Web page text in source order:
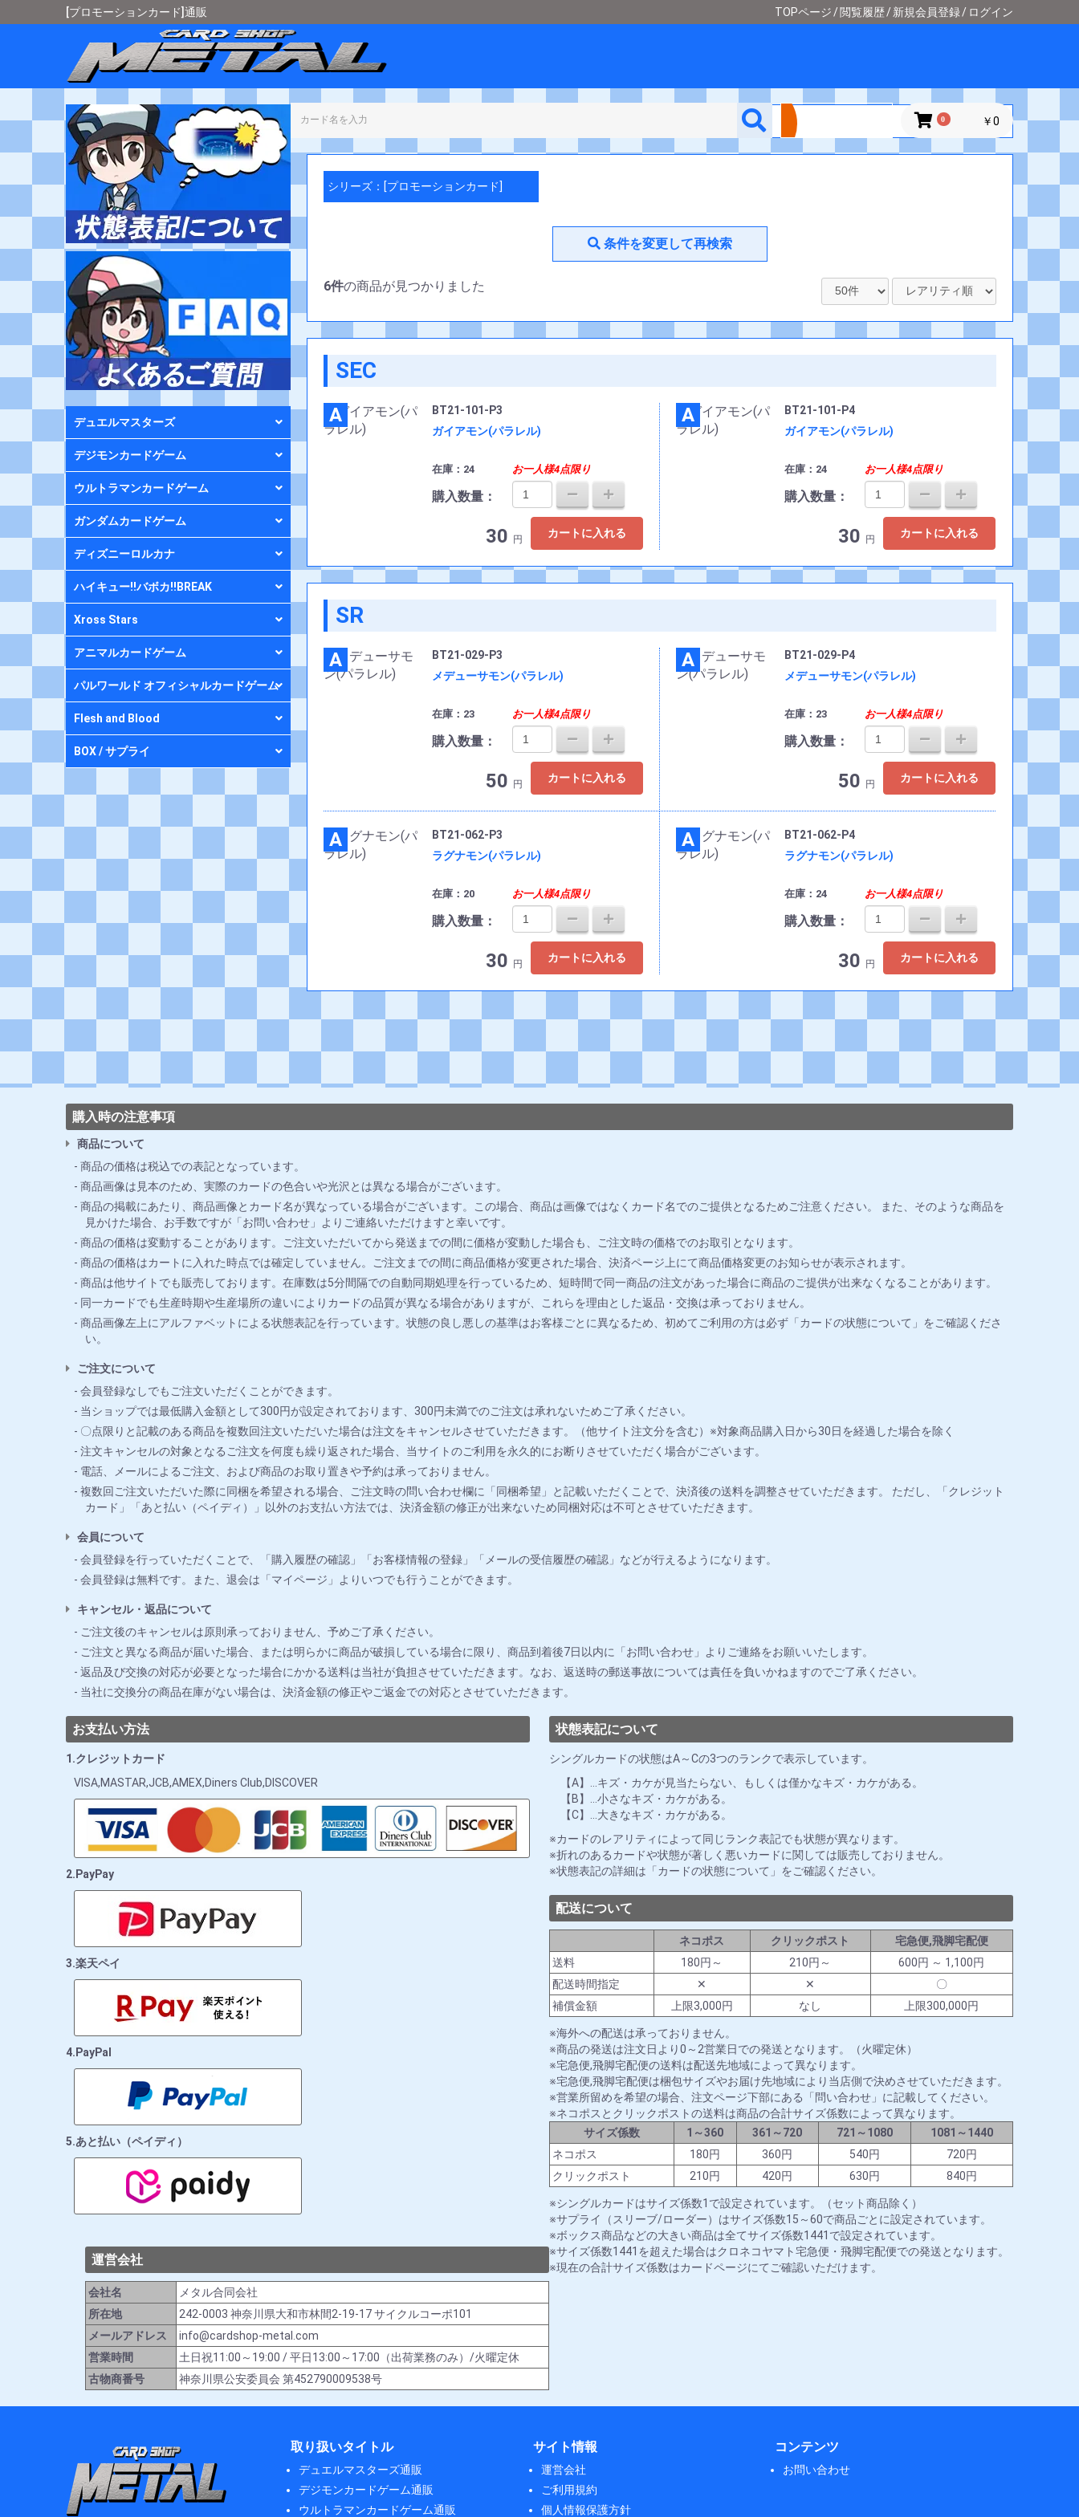
[プロモーションカード]通販 TOPページ 閲覧履歴 新規会員登録 ログイン
0 ￥0
デュエルマスターズ
デジモンカードゲーム
ウルトラマンカードゲーム
ガンダムカードゲーム
ディズニーロルカナ
ハイキュー!!バボカ!!BREAK
Xross Stars
アニマルカードゲーム
パルワールド オフィシャルカードゲーム
Flesh and Blood
BOX / サプライ
カードショップメタル
シリーズ：[プロモーションカード]
条件を変更して再検索
6件の商品が見つかりました
SEC
A
BT21-101-P3
ガイアモン(パラレル)
在庫：24 お一人様4点限り
購入数量：
30 円 カートに入れる
A
BT21-101-P4
ガイアモン(パラレル)
在庫：24 お一人様4点限り
購入数量：
30 円 カートに入れる
SR
A
BT21-029-P3
メデューサモン(パラレル)
在庫：23 お一人様4点限り
購入数量：
50 円 カートに入れる
A
BT21-029-P4
メデューサモン(パラレル)
在庫：23 お一人様4点限り
購入数量：
50 円 カートに入れる
A
BT21-062-P3
ラグナモン(パラレル)
在庫：20 お一人様4点限り
購入数量：
30 円 カートに入れる
A
BT21-062-P4
ラグナモン(パラレル)
在庫：24 お一人様4点限り
購入数量：
30 円 カートに入れる
購入時の注意事項
商品について
商品の価格は税込での表記となっています。
商品画像は見本のため、実際のカードの色合いや光沢とは異なる場合がございます。
商品の掲載にあたり、商品画像とカード名が異なっている場合がございます。この場合、商品は画像ではなくカード名でのご提供となるためご注意ください。 また、そのような商品を
見かけた場合、お手数ですが「お問い合わせ」よりご連絡いただけますと幸いです。
商品の価格は変動することがあります。ご注文いただいてから発送までの間に価格が変動した場合も、ご注文時の価格でのお取引となります。
商品の価格はカートに入れた時点では確定していません。ご注文までの間に商品価格が変更された場合、決済ページ上にて商品価格変更のお知らせが表示されます。
商品は他サイトでも販売しております。在庫数は5分間隔での自動同期処理を行っているため、短時間で同一商品の注文があった場合に商品のご提供が出来なくなることがあります。
同一カードでも生産時期や生産場所の違いによりカードの品質が異なる場合がありますが、これらを理由とした返品・交換は承っておりません。
商品画像左上にアルファベットによる状態表記を行っています。状態の良し悪しの基準はお客様ごとに異なるため、初めてご利用の方は必ず「カードの状態について」をご確認くださ
い。
ご注文について
会員登録なしでもご注文いただくことができます。
当ショップでは最低購入金額として300円が設定されております、300円未満でのご注文は承れないためご了承ください。
〇点限りと記載のある商品を複数回注文いただいた場合は注文をキャンセルさせていただきます。（他サイト注文分を含む）※対象商品購入日から30日を経過した場合を除く
注文キャンセルの対象となるご注文を何度も繰り返された場合、当サイトのご利用を永久的にお断りさせていただく場合がございます。
電話、メールによるご注文、および商品のお取り置きや予約は承っておりません。
複数回ご注文いただいた際に同梱を希望される場合、ご注文時の問い合わせ欄に「同梱希望」と記載いただくことで、決済後の送料を調整させていただきます。 ただし、「クレジット
カード」「あと払い（ペイディ）」以外のお支払い方法では、決済金額の修正が出来ないため同梱対応は不可とさせていただきます。
会員について
会員登録を行っていただくことで、「購入履歴の確認」「お客様情報の登録」「メールの受信履歴の確認」などが行えるようになります。
会員登録は無料です。また、退会は「マイページ」よりいつでも行うことができます。
キャンセル・返品について
ご注文後のキャンセルは原則承っておりません、予めご了承ください。
ご注文と異なる商品が届いた場合、または明らかに商品が破損している場合に限り、商品到着後7日以内に「お問い合わせ」よりご連絡をお願いいたします。
返品及び交換の対応が必要となった場合にかかる送料は当社が負担させていただきます。なお、返送時の郵送事故については責任を負いかねますのでご了承ください。
当社に交換分の商品在庫がない場合は、決済金額の修正やご返金での対応とさせていただきます。
お支払い方法
1.クレジットカード
VISA,MASTAR,JCB,AMEX,Diners Club,DISCOVER
2.PayPay
3.楽天ペイ
4.PayPal
5.あと払い（ペイディ）
状態表記について
シングルカードの状態はA～Cの3つのランクで表示しています。
【A】…キズ・カケが見当たらない、もしくは僅かなキズ・カケがある。
【B】…小さなキズ・カケがある。
【C】…大きなキズ・カケがある。
カードのレアリティによって同じランク表記でも状態が異なります。
折れのあるカードや状態が著しく悪いカードに関しては販売しておりません。
状態表記の詳細は「カードの状態について」をご確認ください。
配送について
ネコポス クリックポスト
宅急便,飛脚宅配便
送料
180円～ 210円～
600円 ～ 1,100円
配送時間指定
✕ ✕
〇
補償金額
上限3,000円 なし 上限300,000円
海外への配送は承っておりません。
商品の発送は注文日より0～2営業日での発送となります。（火曜定休）
宅急便,飛脚宅配便の送料は配送先地域によって異なります。
宅急便,飛脚宅配便は梱包サイズやお届け先地域により当店側で決めさせていただきます。
営業所留めを希望の場合、注文ページ下部にある「問い合わせ」に記載してください。
ネコポスとクリックポストの送料は商品の合計サイズ係数によって異なります。
サイズ係数
1～360 361～720 721～1080
1081～1440
ネコポス
180円 360円 540円
720円
クリックポスト
210円 420円 630円 840円
シングルカードはサイズ係数1で設定されています。（セット商品除く）
サプライ（スリーブ/ローダー）はサイズ係数15～60で商品ごとに設定されています。
ボックス商品などの大きい商品は全てサイズ係数1441で設定されています。
サイズ係数1441を超えた場合はクロネコヤマト宅急便・飛脚宅配便での発送となります。
現在の合計サイズ係数はカードページにてご確認いただけます。
運営会社
会社名
メタル合同会社
所在地
242-0003 神奈川県大和市林間2-19-17 サイクルコーポ101
メールアドレス
info@cardshop-metal.com
営業時間
土日祝11:00～19:00 / 平日13:00～17:00（出荷業務のみ）/火曜定休
古物商番号
神奈川県公安委員会 第452790009538号
取り扱いタイトル
デュエルマスターズ通販
デジモンカードゲーム通販
ウルトラマンカードゲーム通販
サイト情報
運営会社
ご利用規約
個人情報保護方針
コンテンツ
お問い合わせ